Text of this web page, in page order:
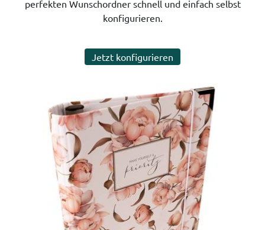
perfekten Wunschordner schnell und einfach selbst
konfigurieren.
Jetzt konfigurieren